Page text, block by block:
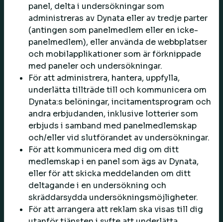
panel, delta i undersökningar som
administreras av Dynata eller av tredje parter
(antingen som panelmedlem eller en icke-
panelmedlem), eller använda de webbplatser
och mobilapplikationer som är förknippade
med paneler och undersökningar.
För att administrera, hantera, uppfylla,
underlätta tillträde till och kommunicera om
Dynata:s belöningar, incitamentsprogram och
andra erbjudanden, inklusive lotterier som
erbjuds i samband med panelmedlemskap
och/eller vid slutförandet av undersökningar.
För att kommunicera med dig om ditt
medlemskap i en panel som ägs av Dynata,
eller för att skicka meddelanden om ditt
deltagande i en undersökning och
skräddarsydda undersökningsmöjligheter.
För att arrangera att reklam ska visas till dig